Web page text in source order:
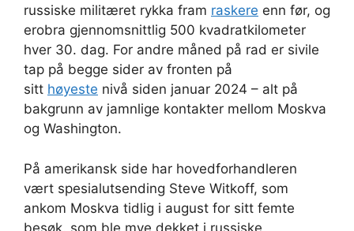
russiske militæret rykka fram raskere enn før, og
erobra gjennomsnittlig 500 kvadratkilometer
hver 30. dag. For andre måned på rad er sivile
tap på begge sider av fronten på
sitt høyeste nivå siden januar 2024 – alt på
bakgrunn av jamnlige kontakter mellom Moskva
og Washington.
På amerikansk side har hovedforhandleren
vært spesialutsending Steve Witkoff, som
ankom Moskva tidlig i august for sitt femte
besøk, som ble mye dekket i russiske